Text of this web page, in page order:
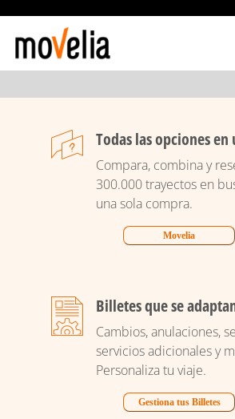
principal
Todas las opciones
Compara, combina y
300.000 trayectos en
una sola compra.
Movelia
Billetes que se
Cambios, anulaciones,
servicios adicionales y
Personaliza tu viaje.
Gestiona tus Billetes